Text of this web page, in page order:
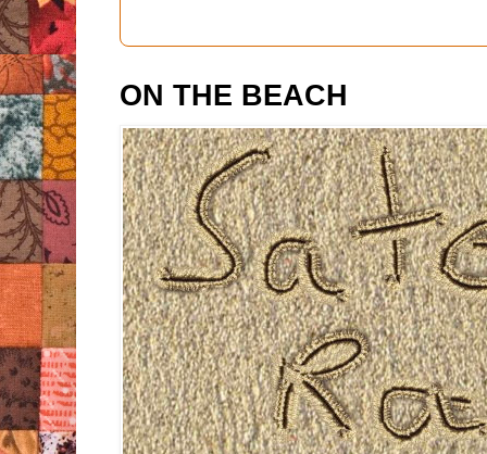
ON THE BEACH